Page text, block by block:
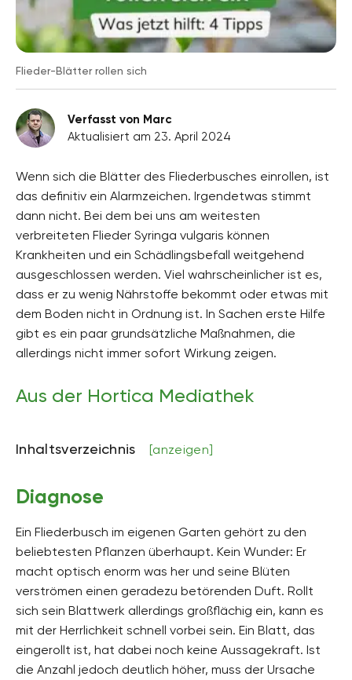
Flieder-Blätter rollen sich
Verfasst von Marc
Aktualisiert am 23. April 2024
Wenn sich die Blätter des Fliederbusches einrollen, ist
das definitiv ein Alarmzeichen. Irgendetwas stimmt
dann nicht. Bei dem bei uns am weitesten
verbreiteten Flieder Syringa vulgaris können
Krankheiten und ein Schädlingsbefall weitgehend
ausgeschlossen werden. Viel wahrscheinlicher ist es,
dass er zu wenig Nährstoffe bekommt oder etwas mit
dem Boden nicht in Ordnung ist. In Sachen erste Hilfe
gibt es ein paar grundsätzliche Maßnahmen, die
allerdings nicht immer sofort Wirkung zeigen.
Aus der Hortica Mediathek
Inhaltsverzeichnis [anzeigen]
Diagnose
Ein Fliederbusch im eigenen Garten gehört zu den
beliebtesten Pflanzen überhaupt. Kein Wunder: Er
macht optisch enorm was her und seine Blüten
verströmen einen geradezu betörenden Duft. Rollt
sich sein Blattwerk allerdings großflächig ein, kann es
mit der Herrlichkeit schnell vorbei sein. Ein Blatt, das
eingerollt ist, hat dabei noch keine Aussagekraft. Ist
die Anzahl jedoch deutlich höher, muss der Ursache